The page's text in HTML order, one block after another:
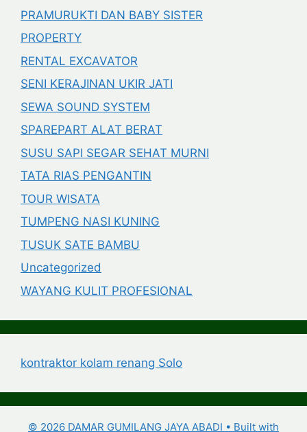
PRAMURUKTI DAN BABY SISTER
PROPERTY
RENTAL EXCAVATOR
SENI KERAJINAN UKIR JATI
SEWA SOUND SYSTEM
SPAREPART ALAT BERAT
SUSU SAPI SEGAR SEHAT MURNI
TATA RIAS PENGANTIN
TOUR WISATA
TUMPENG NASI KUNING
TUSUK SATE BAMBU
Uncategorized
WAYANG KULIT PROFESIONAL
kontraktor kolam renang Solo
© 2026 DAMAR GUMILANG JAYA ABADI • Built with